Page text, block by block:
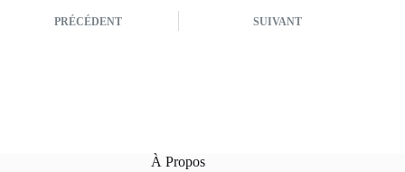
PRÉCÉDENT SUIVANT
À Propos